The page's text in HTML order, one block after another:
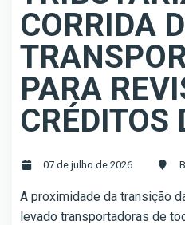
CORRIDA
PARA
CRÉDITOS
07 de julho de 2026
A proximidade da transição
levado transportadoras de